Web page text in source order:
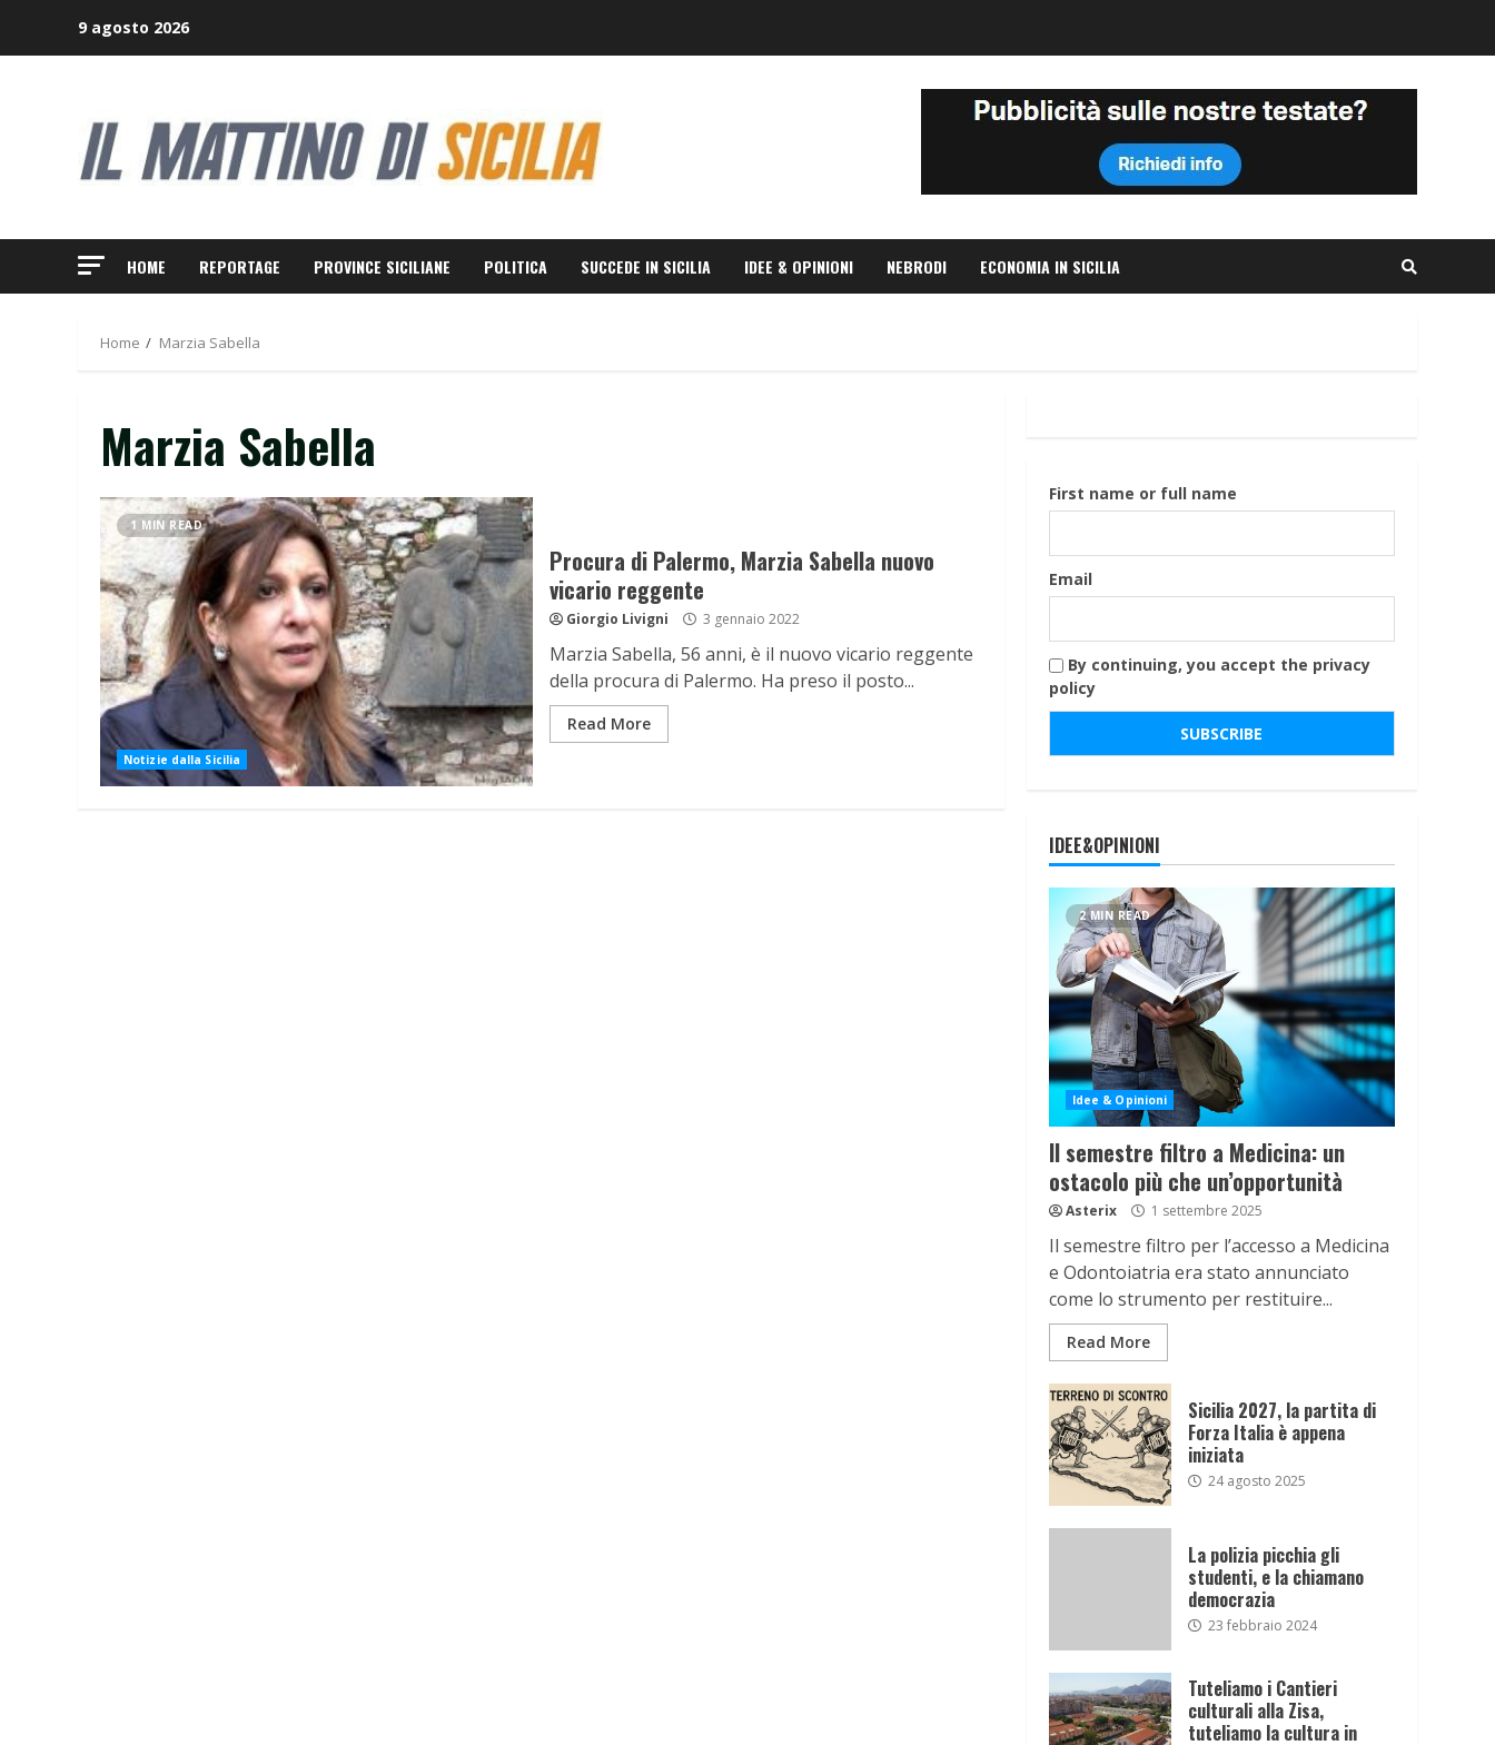
9 agosto 2026
HOME REPORTAGE PROVINCE SICILIANE POLITICA SUCCEDE IN SICILIA IDEE & OPINIONI NEBRODI ECONOMIA IN SICILIA
Home Marzia Sabella
Marzia Sabella
1 MIN READ
Notizie dalla Sicilia
Procura di Palermo, Marzia Sabella nuovo
vicario reggente
Giorgio Livigni 3 gennaio 2022
Marzia Sabella, 56 anni, è il nuovo vicario reggente
della procura di Palermo. Ha preso il posto...
Read More
First name or full name
Email
By continuing, you accept the privacy
policy
IDEE&OPINIONI
2 MIN READ
Idee & Opinioni
Il semestre filtro a Medicina: un
ostacolo più che un’opportunità
Asterix 1 settembre 2025
Il semestre filtro per l’accesso a Medicina
e Odontoiatria era stato annunciato
come lo strumento per restituire...
Read More
Sicilia 2027, la partita di
Forza Italia è appena
iniziata
24 agosto 2025
La polizia picchia gli
studenti, e la chiamano
democrazia
23 febbraio 2024
Tuteliamo i Cantieri
culturali alla Zisa,
tuteliamo la cultura in